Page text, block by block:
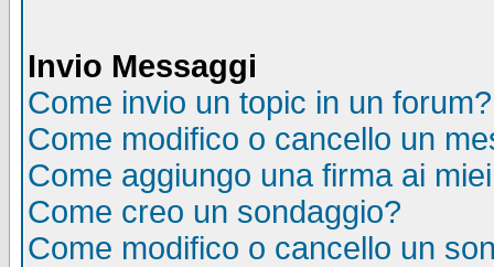
Invio Messaggi
Come invio un topic in un forum?
Come modifico o cancello un
Come aggiungo una firma ai
Come creo un sondaggio?
Come modifico o cancello un